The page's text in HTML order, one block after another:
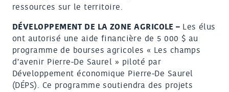
ressources sur le territoire.
DÉVELOPPEMENT DE LA ZONE AGRICOLE –
Les élus
ont autorisé une aide financière de 5 000 $ au
programme de bourses agricoles « Les champs
d’avenir Pierre-De Saurel » piloté par
Développement économique Pierre-De Saurel
(DÉPS). Ce programme soutiendra des projets